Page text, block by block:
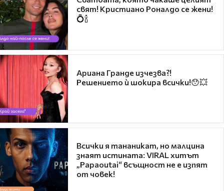
свят! Кристиано Роналдо се жени!
💍🍾
Ариана Гранде изчезва?!
Решението ѝ шокира всички!😯💥
Всички я тананикат, но малцина
знаят истината: VIRAL хитът
„Papaoutai“ всъщност не е изпят
от човек!